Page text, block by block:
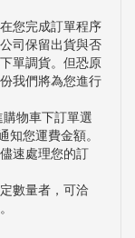
您完成訂單程序
司保留出貨與否
單調貨。但恐原
我們將為您進行
物車下訂單選
知您運費金額。
速處理您的訂
數量者，可洽